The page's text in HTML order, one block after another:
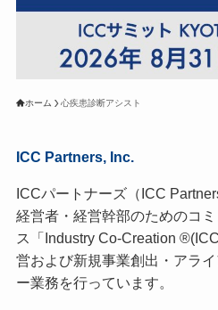
ホーム 心疾患診断アシスト
ICC Partners, Inc.
ICCパートナーズ（ICC
経営者・経営幹部のためのコ
ス「Industry Co-Creation
営および新規事業創出・アラ
ー業務を行っています。